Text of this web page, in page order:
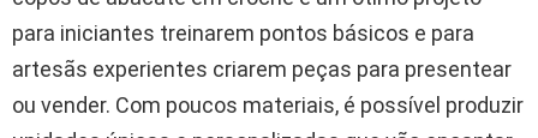
para iniciantes treinarem pontos básicos e para
artesãs experientes criarem peças para presentear
ou vender. Com poucos materiais, é possível produzir